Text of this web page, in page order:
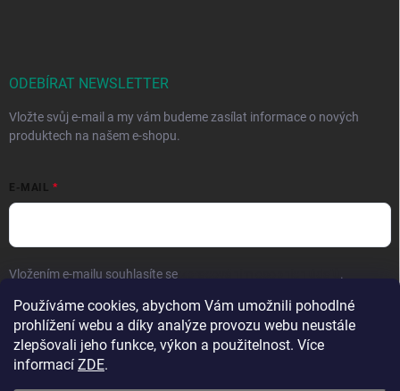
Používáme cookies, abychom Vám umožnili pohodlné
prohlížení webu a díky analýze provozu webu neustále
zlepšovali jeho funkce, výkon a použitelnost. Více
informací ZDE.
ODEBÍRAT NEWSLETTER
Vložte svůj e-mail a my vám budeme zasílat informace o nových
produktech na našem e-shopu.
E-MAIL
Vložením e-mailu souhlasíte se .
Přihlásit se